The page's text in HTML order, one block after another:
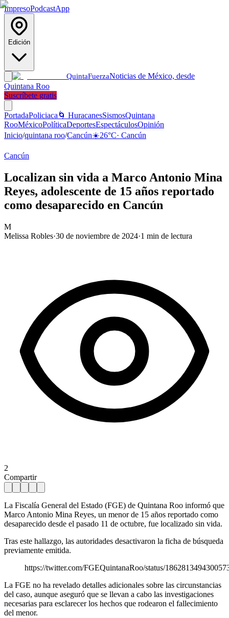
ImpresoPodcastApp
Edición
QuintaFuerzaNoticias de México, desde
Quintana Roo
Suscríbete gratis
PortadaPoliciaca 🌀 HuracanesSismosQuintana
RooMéxicoPolíticaDeportesEspectáculosOpinión
Inicio/quintana roo/Cancún☀️26°C· Cancún
Cancún
Localizan sin vida a Marco Antonio Mina
Reyes, adolescente de 15 años reportado
como desaparecido en Cancún
M
Melissa Robles·30 de noviembre de 2024·1 min de lectura
2
Compartir
La Fiscalía General del Estado (FGE) de Quintana Roo informó que
Marco Antonio Mina Reyes, un menor de 15 años reportado como
desaparecido desde el pasado 11 de octubre, fue localizado sin vida.
Tras este hallazgo, las autoridades desactivaron la ficha de búsqueda
previamente emitida.
https://twitter.com/FGEQuintanaRoo/status/
La FGE no ha revelado detalles adicionales sobre las circunstancias
del caso, aunque aseguró que se llevan a cabo las investigaciones
necesarias para esclarecer los hechos que rodearon el fallecimiento
del menor.